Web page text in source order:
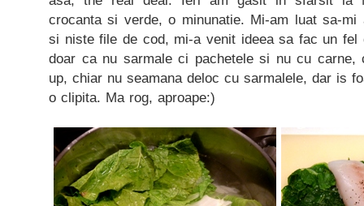
crocanta si verde, o minunatie. Mi-am luat sa-mi
si niste file de cod, mi-a venit ideea sa fac un fel
doar ca nu sarmale ci pachetele si nu cu
up, chiar nu seamana deloc cu sarmalele, dar is
o clipita. Ma rog, aproape:)